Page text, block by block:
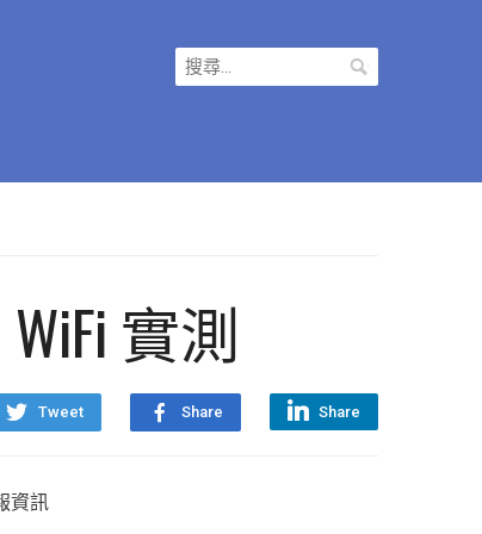
搜
尋
WiFi 實測
Tweet Share Share
資訊